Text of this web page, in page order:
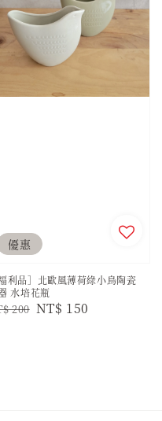
優惠
福利品］北歐風薄荷綠小鳥陶瓷
水培花瓶
200 Sale
NT$ 150